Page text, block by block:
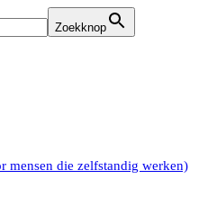
Zoekknop
mensen die zelfstandig werken)